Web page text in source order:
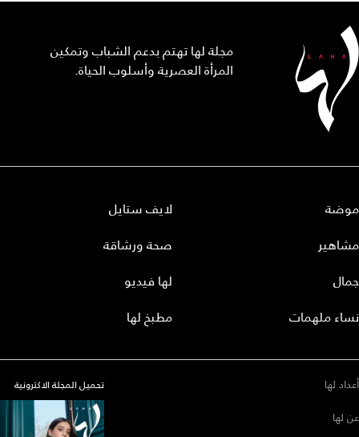
مجلة لها تهتم بدعم الشباب وتمكين
المرأة العصرية وأسلوب الحياة.
موضة
مشاهير
جمال
نساء ملهمات
لايف ستايل
صحة ورشاقة
لها فيديو
مطبخ لها
أعداد لها
عن لها
تحميل المجلة الاكترونية